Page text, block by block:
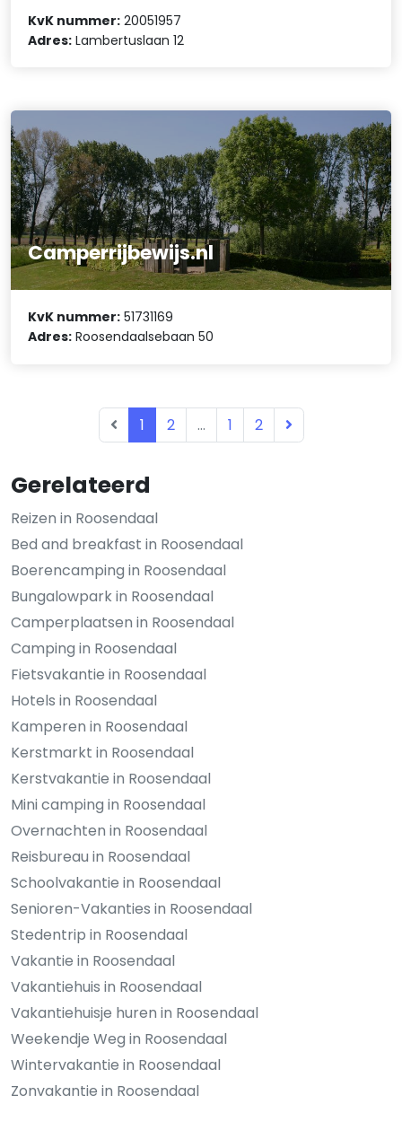
Gerelateerd
Reizen in Roosendaal
Bed and breakfast in Roosendaal
Boerencamping in Roosendaal
Bungalowpark in Roosendaal
Camperplaatsen in Roosendaal
Camping in Roosendaal
Fietsvakantie in Roosendaal
Hotels in Roosendaal
Kamperen in Roosendaal
Kerstmarkt in Roosendaal
Kerstvakantie in Roosendaal
Mini camping in Roosendaal
Overnachten in Roosendaal
Reisbureau in Roosendaal
Schoolvakantie in Roosendaal
Senioren-Vakanties in Roosendaal
Stedentrip in Roosendaal
Vakantie in Roosendaal
Vakantiehuis in Roosendaal
Vakantiehuisje huren in Roosendaal
Weekendje Weg in Roosendaal
Wintervakantie in Roosendaal
Zonvakantie in Roosendaal
KvK nummer: 20051957
Adres: Lambertuslaan 12
Camperrijbewijs.nl
KvK nummer: 51731169
Adres: Roosendaalsebaan 50
1 2 ... 1 2